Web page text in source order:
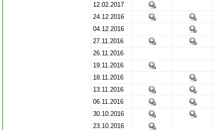
12.02.2017
24.12.2016
04.12.2016
27.11.2016
26.11.2016
19.11.2016
18.11.2016
13.11.2016
06.11.2016
30.10.2016
23.10.2016